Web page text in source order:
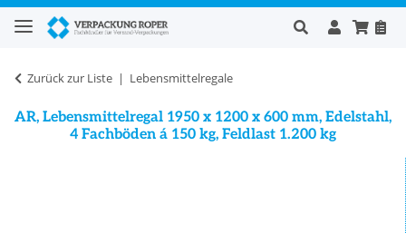
Zurück zur Liste Lebensmittelregale
AR, Lebensmittelregal 1950 x 1200 x 600 mm, Edelstahl,
4 Fachböden á 150 kg, Feldlast 1.200 kg